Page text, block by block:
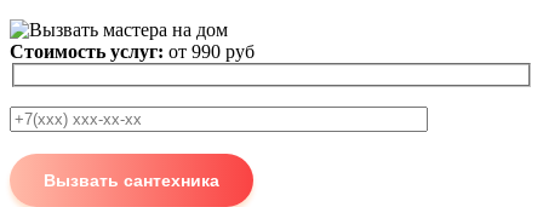
Стоимость услуг: от 990 руб